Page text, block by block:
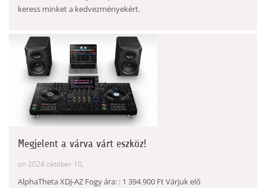
keress minket a kedvezményekért.
Megjelent a várva várt eszköz!
on 2024 október 10,
AlphaTheta XDJ-AZ Fogy ára: : 1 394 900 Ft Várjuk elő